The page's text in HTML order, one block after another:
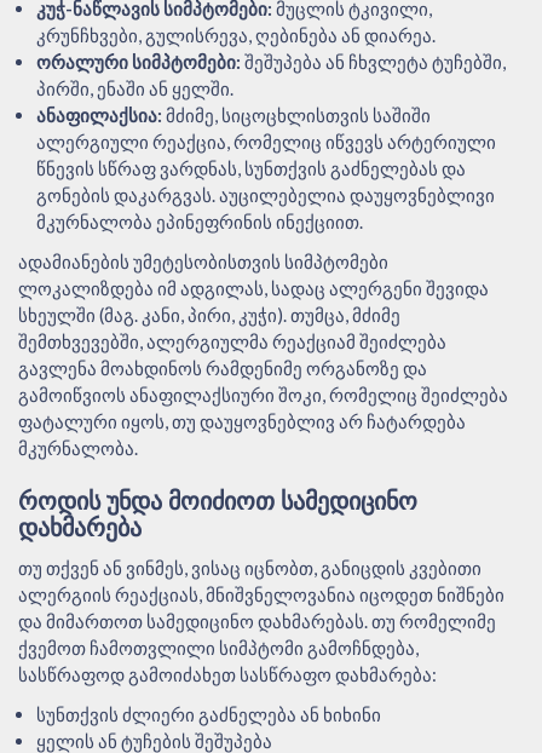
კუჭ-ნაწლავის სიმპტომები: მუცლის ტკივილი,
კრუნჩხვები, გულისრევა, ღებინება ან დიარეა.
ორალური სიმპტომები: შეშუპება ან ჩხვლეტა ტუჩებში,
პირში, ენაში ან ყელში.
ანაფილაქსია: მძიმე, სიცოცხლისთვის საშიში
ალერგიული რეაქცია, რომელიც იწვევს არტერიული
წნევის სწრაფ ვარდნას, სუნთქვის გაძნელებას და
გონების დაკარგვას. აუცილებელია დაუყოვნებლივი
მკურნალობა ეპინეფრინის ინექციით.
ადამიანების უმეტესობისთვის სიმპტომები
ლოკალიზდება იმ ადგილას, სადაც ალერგენი შევიდა
სხეულში (მაგ. კანი, პირი, კუჭი). თუმცა, მძიმე
შემთხვევებში, ალერგიულმა რეაქციამ შეიძლება
გავლენა მოახდინოს რამდენიმე ორგანოზე და
გამოიწვიოს ანაფილაქსიური შოკი, რომელიც შეიძლება
ფატალური იყოს, თუ დაუყოვნებლივ არ ჩატარდება
მკურნალობა.
ᲠᲝᲓᲘᲡ ᲣᲜᲓᲐ ᲛᲝᲘᲫᲘᲝᲗ ᲡᲐᲛᲔᲓᲘᲪᲘᲜᲝ
ᲓᲐᲮᲛᲐᲠᲔᲑᲐ
თუ თქვენ ან ვინმეს, ვისაც იცნობთ, განიცდის კვებითი
ალერგიის რეაქციას, მნიშვნელოვანია იცოდეთ ნიშნები
და მიმართოთ სამედიცინო დახმარებას. თუ რომელიმე
ქვემოთ ჩამოთვლილი სიმპტომი გამოჩნდება,
სასწრაფოდ გამოიძახეთ სასწრაფო დახმარება:
სუნთქვის ძლიერი გაძნელება ან ხიხინი
ყელის ან ტუჩების შეშუპება